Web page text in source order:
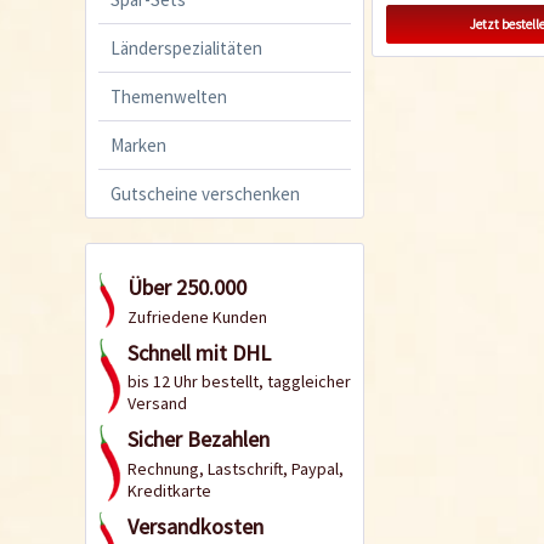
Länderspezialitäten
Themenwelten
Marken
Gutscheine verschenken
Über 250.000
Zufriedene Kunden
Schnell mit DHL
bis 12 Uhr bestellt, taggleicher
Versand
Sicher Bezahlen
Rechnung, Lastschrift, Paypal,
Kreditkarte
Versandkosten
Jetzt